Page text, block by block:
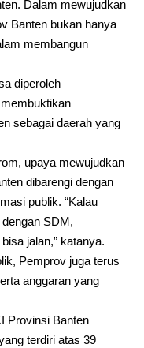
Dalam mewujudkan
Banten bukan hanya
membangun
diperoleh
sebagai daerah yang
upaya mewujudkan
dibarengi dengan
publik. “Kalau
SDM,
jalan,” katanya.
Pemprov juga terus
anggaran yang
Provinsi Banten
terdiri atas 39